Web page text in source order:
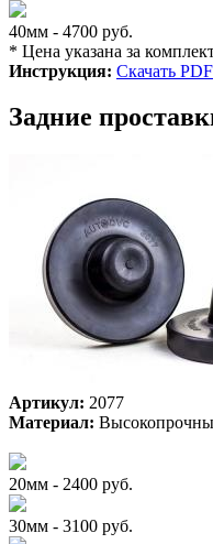
40мм - 4700 руб.
* Цена указана за
Инструкция: Скачать PDF
Задние
Артикул: 2077
Материал:
20мм - 2400 руб.
30мм - 3100 руб.